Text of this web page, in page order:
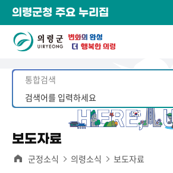
의령군청 주요 누리집
보도자료
군정소식 의령소식 보도자료